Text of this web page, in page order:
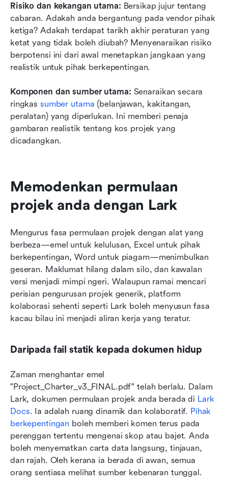
Risiko dan kekangan utama: Bersikap jujur tentang
cabaran. Adakah anda bergantung pada vendor pihak
ketiga? Adakah terdapat tarikh akhir peraturan yang
ketat yang tidak boleh diubah? Menyenaraikan risiko
berpotensi ini dari awal menetapkan jangkaan yang
realistik untuk pihak berkepentingan.
Komponen dan sumber utama: Senaraikan secara
ringkas sumber utama (belanjawan, kakitangan,
peralatan) yang diperlukan. Ini memberi penaja
gambaran realistik tentang kos projek yang
dicadangkan.
Memodenkan permulaan
projek anda dengan Lark
Mengurus fasa permulaan projek dengan alat yang
berbeza—emel untuk kelulusan, Excel untuk pihak
berkepentingan, Word untuk piagam—menimbulkan
geseran. Maklumat hilang dalam silo, dan kawalan
versi menjadi mimpi ngeri. Walaupun ramai mencari
perisian pengurusan projek generik, platform
kolaborasi sehenti seperti Lark boleh menyusun fasa
kacau bilau ini menjadi aliran kerja yang teratur.
Daripada fail statik kepada dokumen hidup
Zaman menghantar emel
"Project_Charter_v3_FINAL.pdf" telah berlalu. Dalam
Lark, dokumen permulaan projek anda berada di Lark
Docs. Ia adalah ruang dinamik dan kolaboratif. Pihak
berkepentingan boleh memberi komen terus pada
perenggan tertentu mengenai skop atau bajet. Anda
boleh menyematkan carta data langsung, tinjauan,
dan rajah. Oleh kerana ia berada di awan, semua
orang sentiasa melihat sumber kebenaran tunggal.